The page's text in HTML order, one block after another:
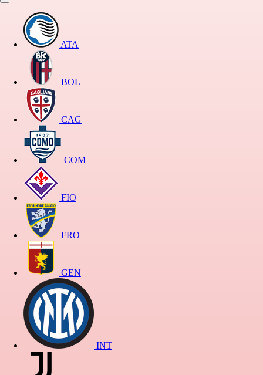
ATA
BOL
CAG
COM
FIO
FRO
GEN
INT